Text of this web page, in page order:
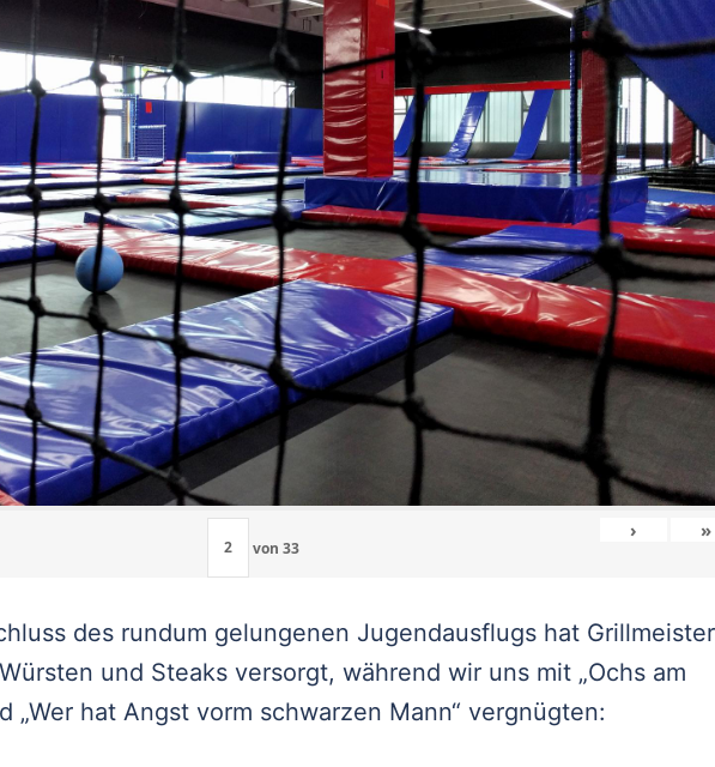
von33
› »
des rundum gelungenen Jugendausflugs hat Grillmeister
und Steaks versorgt, während wir uns mit „Ochs am
„Wer hat Angst vorm schwarzen Mann“ vergnügten: